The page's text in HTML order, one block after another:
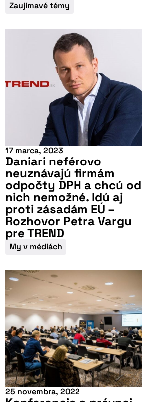
Zaujímavé témy
17 marca, 2023
Daniari neférovo
neuznávajú firmám
odpočty DPH a chcú od
nich nemožné. Idú aj
proti zásadám EÚ –
Rozhovor Petra Vargu
pre TREND
My v médiách
25 novembra, 2022